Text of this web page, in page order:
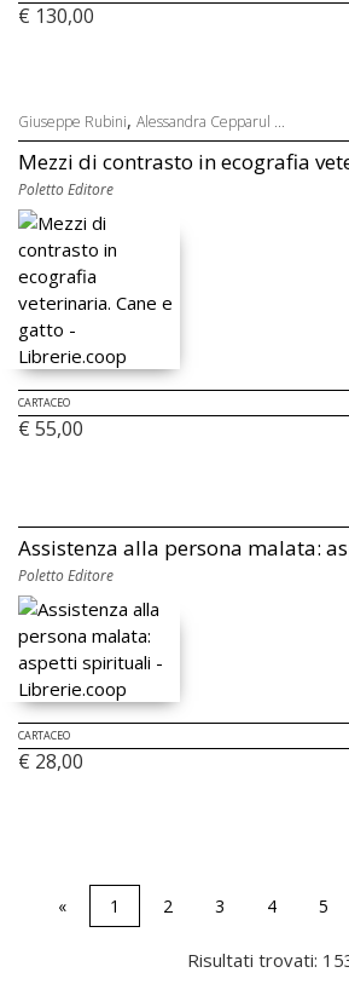
€ 130,00
Giuseppe Rubini, Alessandra Cepparul ...
Mezzi di contrasto in ecografia
Poletto Editore
CARTACEO
€ 55,00
Assistenza alla persona malata:
Poletto Editore
CARTACEO
€ 28,00
« 1 2 3 4 5
Risultati trovati: